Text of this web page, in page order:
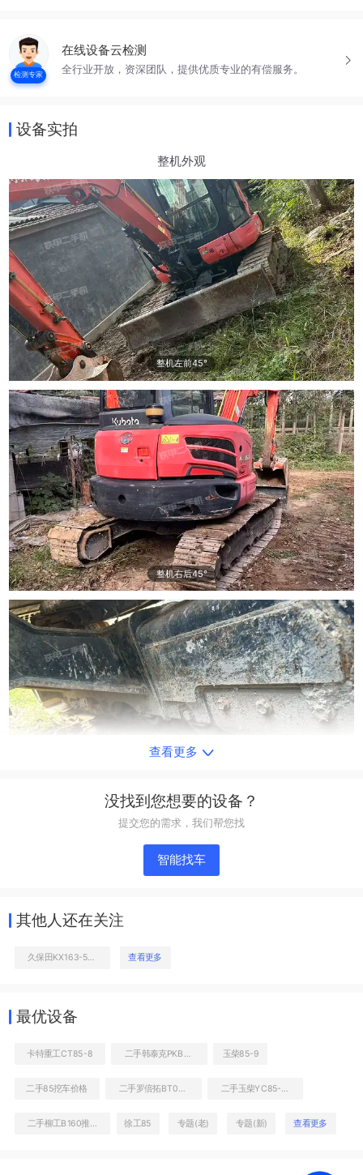
检测专家
在线设备云检测
全行业开放，资深团队，提供优质专业的有偿服务。
设备实拍
整机外观
整机左前45°
整机右后45°
查看更多
没找到您想要的设备？
提交您的需求，我们帮您找
智能找车
其他人还在关注
查看更多
最优设备
卡特重工CT85-8 玉柴85-9
二手85挖车价格
徐工85 专题(老) 专题(新) 查看更多